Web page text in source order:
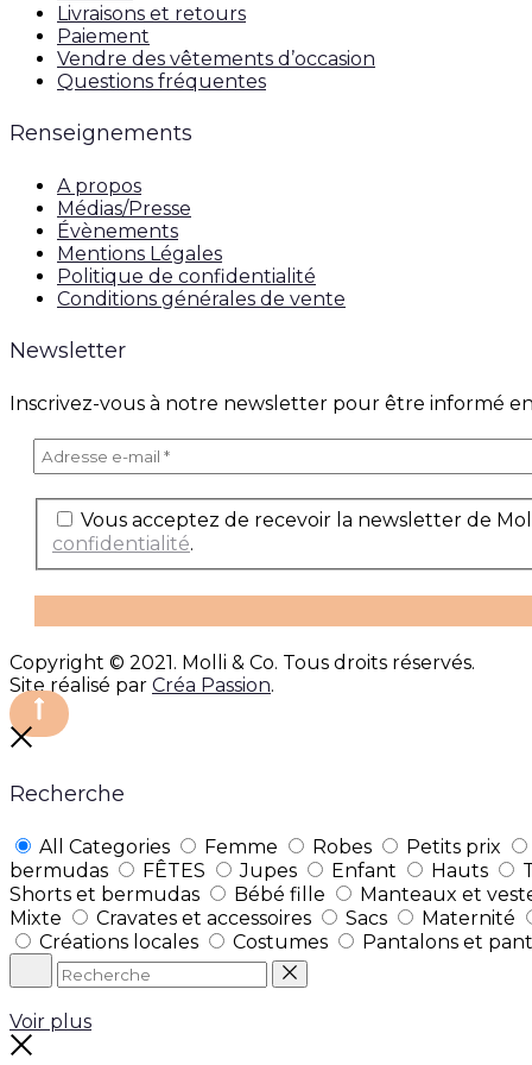
Livraisons et retours
Paiement
Vendre des vêtements d’occasion
Questions fréquentes
Renseignements
A propos
Médias/Presse
Évènements
Mentions Légales
Politique de confidentialité
Conditions générales de vente
Newsletter
Inscrivez-vous à notre newsletter pour être informé
Vous acceptez de recevoir la newsletter de
confidentialité.
Copyright © 2021. Molli & Co. Tous droits réservés.
Site réalisé par Créa Passion.
Recherche
All Categories Femme Robes Petits prix
bermudas
FÊTES Jupes Enfant Hauts
Shorts et bermudas
Bébé fille Manteaux et
Mixte
Cravates et accessoires Sacs Maternité
Créations locales
Costumes Pantalons et
Voir plus